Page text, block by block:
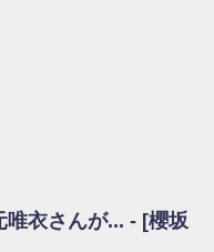
鈴花1st写真集、発売記念記者
唯衣さんが... - [櫻坂